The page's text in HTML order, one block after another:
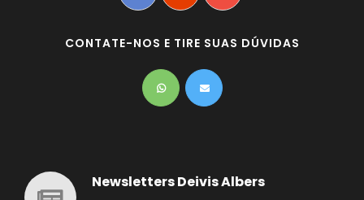
CONTATE-NOS E TIRE SUAS DÚVIDAS
Newsletters Deivis Albers